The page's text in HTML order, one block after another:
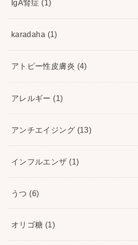
IgA腎症 (1)
karadaha (1)
アトピー性皮膚炎 (4)
アレルギー (1)
アンチエイジング (13)
インフルエンザ (1)
うつ (6)
オリゴ糖 (1)